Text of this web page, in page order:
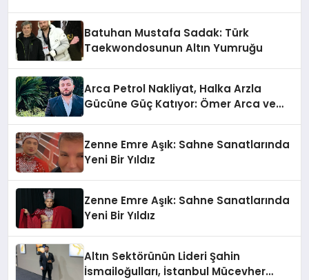
Batuhan Mustafa Sadak: Türk
Taekwondosunun Altın Yumruğu
Arca Petrol Nakliyat, Halka Arzla
Gücüne Güç Katıyor: Ömer Arca ve
Zenne Emre Aşık: Sahne Sanatlarında
Yeni Bir Yıldız
Zenne Emre Aşık: Sahne Sanatlarında
Yeni Bir Yıldız
Altın Sektörünün Lideri Şahin
İsmailoğulları, İstanbul Mücevher